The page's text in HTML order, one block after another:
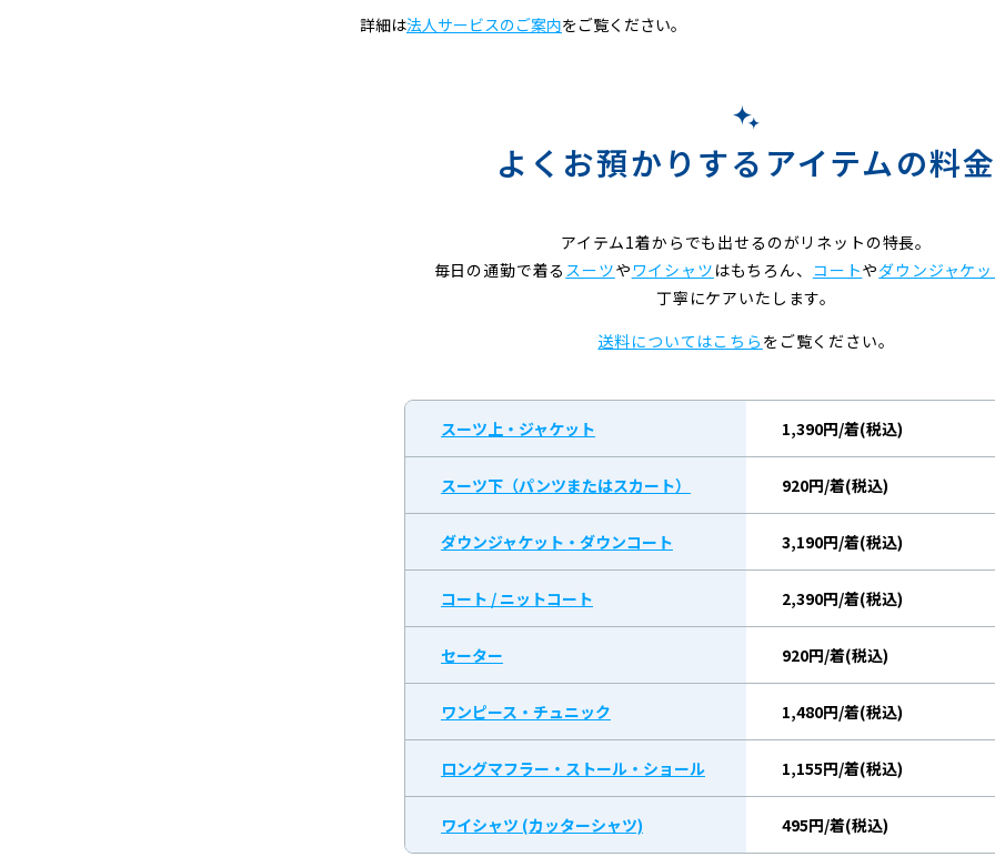
詳細は法人サービスのご案内をご覧ください。
よくお預かりするアイテムの料
アイテム1着からでも出せるのがリネットの特長。
毎日の通勤で着る スーツやワイシャツ はもちろん、 コートやダウンジャケ
丁寧にケアいたします。
送料についてはこちら をご覧ください。
スーツ上・ジャケット 1,390円/着(税込)
スーツ下（パンツまたはスカート） 920円/着(税込)
ダウンジャケット・ダウンコート 3,190円/着(税込)
コート / ニットコート 2,390円/着(税込)
セーター 920円/着(税込)
ワンピース・チュニック 1,480円/着(税込)
ロングマフラー・ストール・ショール 1,155円/着(税込)
ワイシャツ (カッターシャツ) 495円/着(税込)